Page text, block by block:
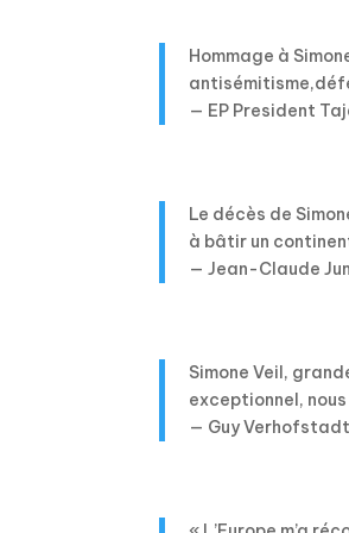
Hommage à
— EP President
Le décès de
à bâtir un
— Jean-Claude
Simone Veil,
exceptionnel,
— Guy